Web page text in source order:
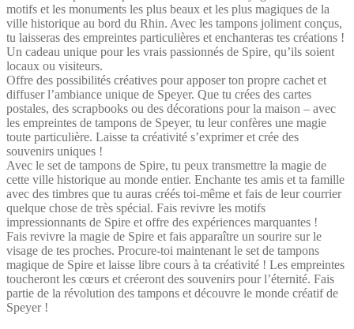
motifs et les monuments les plus beaux et les plus magiques de la
ville historique au bord du Rhin. Avec les tampons joliment conçus,
tu laisseras des empreintes particulières et enchanteras tes créations !
Un cadeau unique pour les vrais passionnés de Spire, qu’ils soient
locaux ou visiteurs.
Offre des possibilités créatives pour apposer ton propre cachet et
diffuser l’ambiance unique de Speyer. Que tu crées des cartes
postales, des scrapbooks ou des décorations pour la maison – avec
les empreintes de tampons de Speyer, tu leur confères une magie
toute particulière. Laisse ta créativité s’exprimer et crée des
souvenirs uniques !
Avec le set de tampons de Spire, tu peux transmettre la magie de
cette ville historique au monde entier. Enchante tes amis et ta famille
avec des timbres que tu auras créés toi-même et fais de leur courrier
quelque chose de très spécial. Fais revivre les motifs
impressionnants de Spire et offre des expériences marquantes !
Fais revivre la magie de Spire et fais apparaître un sourire sur le
visage de tes proches. Procure-toi maintenant le set de tampons
magique de Spire et laisse libre cours à ta créativité ! Les empreintes
toucheront les cœurs et créeront des souvenirs pour l’éternité. Fais
partie de la révolution des tampons et découvre le monde créatif de
Speyer !